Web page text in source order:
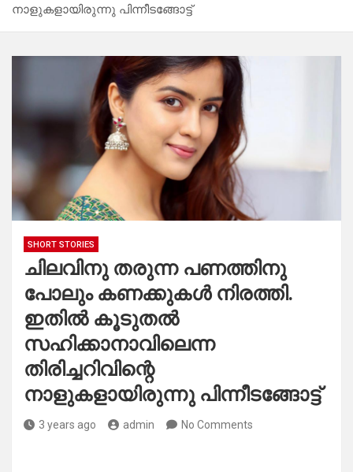
നാളുകളായിരുന്നു പിന്നീടങ്ങോട്ട്
SHORT STORIES
ചിലവിനു തരുന്ന പണത്തിനു
പോലും കണക്കുകൾ നിരത്തി.
ഇതിൽ കൂടുതൽ
സഹിക്കാനാവിലെന്ന
തിരിച്ചറിവിന്റെ
നാളുകളായിരുന്നു പിന്നീടങ്ങോട്ട്
3 years ago admin No Comments